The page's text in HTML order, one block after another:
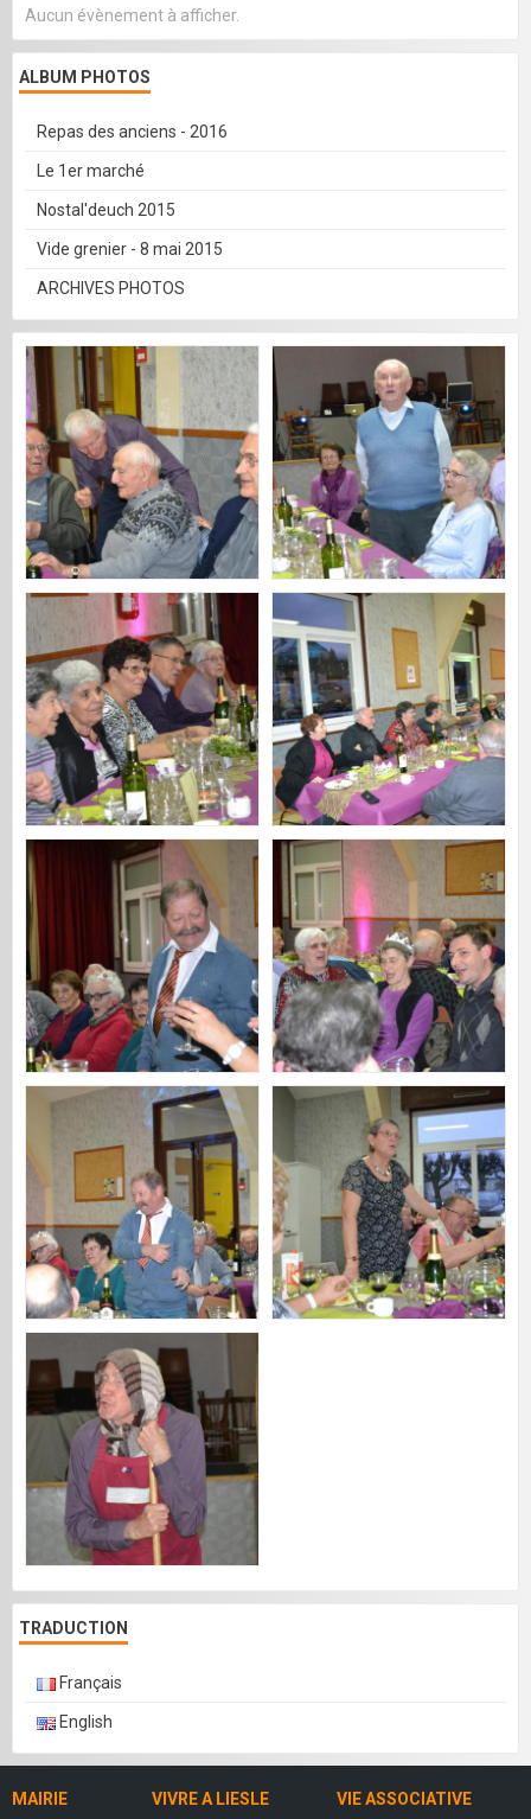
Aucun évènement à afficher.
ALBUM PHOTOS
Repas des anciens - 2016
Le 1er marché
Nostal'deuch 2015
Vide grenier - 8 mai 2015
ARCHIVES PHOTOS
TRADUCTION
Français
English
MAIRIE VIVRE A LIESLE VIE ASSOCIATIVE